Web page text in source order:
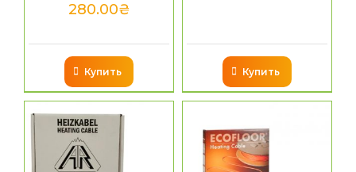
280.00₴
Купить Купить